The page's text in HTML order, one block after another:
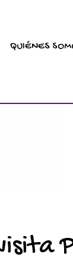
QUIÉNES